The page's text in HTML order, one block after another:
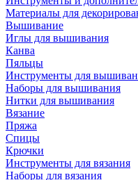
Материалы для
Вышивание
Иглы для вышивания
Канва
Пяльцы
Инструменты для
Наборы для вышивания
Нитки для вышивания
Вязание
Пряжа
Спицы
Крючки
Инструменты для вязания
Наборы для вязания